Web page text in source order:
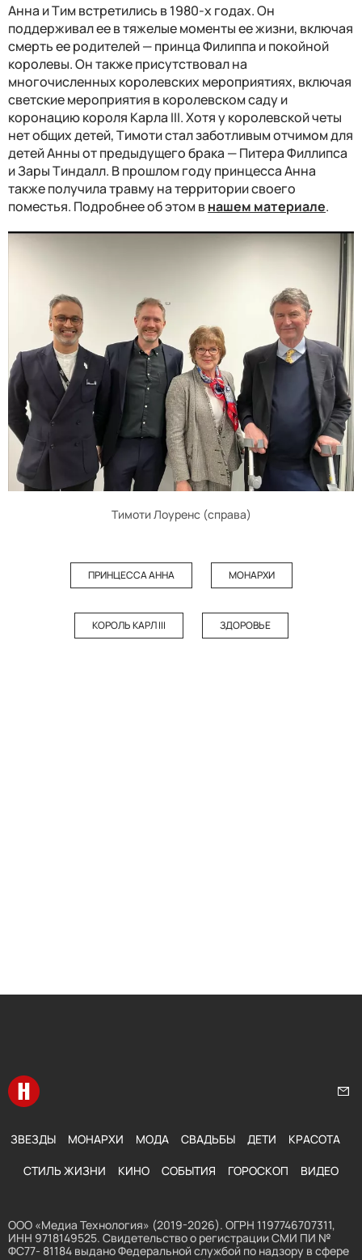
Анна и Тим встретились в 1980-х годах. Он
поддерживал ее в тяжелые моменты ее жизни, включая
смерть ее родителей — принца Филиппа и покойной
королевы. Он также присутствовал на
многочисленных королевских мероприятиях, включая
светские мероприятия в королевском саду и
коронацию короля Карла III. Хотя у королевской четы
нет общих детей, Тимоти стал заботливым отчимом для
детей Анны от предыдущего брака — Питера Филлипса
и Зары Тиндалл. В прошлом году принцесса Анна
также получила травму на территории своего
поместья. Подробнее об этом внашем материале.
Тимоти Лоуренс (справа)
ПРИНЦЕССА АННА МОНАРХИ
КОРОЛЬ КАРЛ III ЗДОРОВЬЕ
Перейти на главную
ЗВЕЗДЫ МОНАРХИ МОДА СВАДЬБЫ ДЕТИ КРАСОТА
СТИЛЬ ЖИЗНИ КИНО СОБЫТИЯ ГОРОСКОП ВИДЕО
ООО «Медиа Технология» (2019-2026). ОГРН 1197746707311,
ИНН 9718149525. Свидетельство о регистрации СМИ ПИ №
ФС77- 81184 выдано Федеральной службой по надзору в сфере